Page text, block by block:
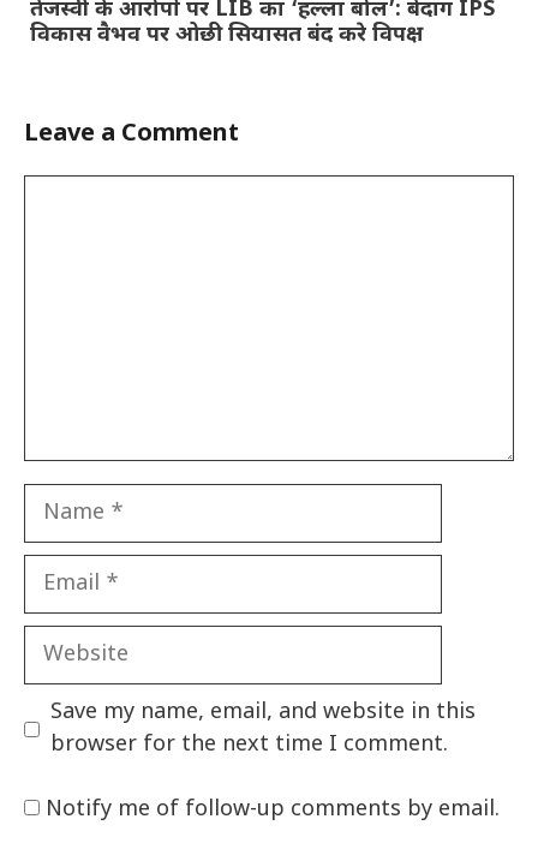
तेजस्वी के आरोपों पर LIB का ‘हल्ला बोल’: बेदाग IPS
विकास वैभव पर ओछी सियासत बंद करे विपक्ष
Leave a Comment
Name
Email
Website
Save my name, email, and website in this
browser for the next time I comment.
Notify me of follow-up comments by email.